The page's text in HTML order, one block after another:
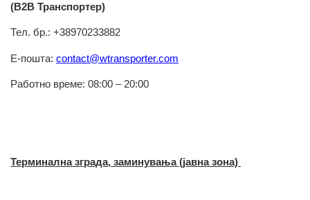
(В2В Транспортер)
Тел. бр.: +38970233882
Е-пошта: contact@wtransporter.com
Работно време: 08:00 – 20:00
Терминална зграда, заминувања (јавна зона)